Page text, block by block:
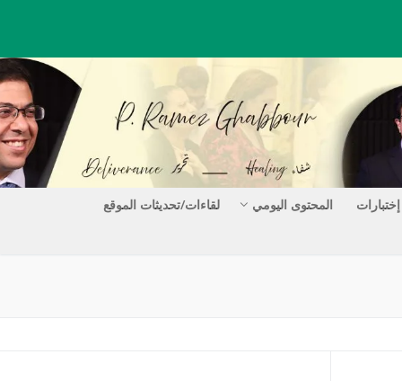
إختبارات المحتوى اليومي
لقاءات/تحديثات الموقع